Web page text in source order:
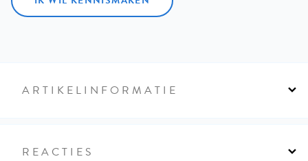
ARTIKELINFORMATIE
REACTIES